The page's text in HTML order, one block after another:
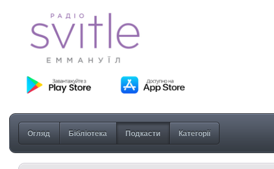
Огляд Бібліотека Подкасти Категорії